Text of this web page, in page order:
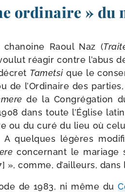
ordinaire » du
Raoul Naz (
réagir contre l’abus
Tametsique le
de l’Ordinaire des
de la Congrégation
dans toute l’Église
ou du curé du lieu où
quelques légères
concer­nant le mariage
comme, d’ailleurs, dans
de 1983, ni même du